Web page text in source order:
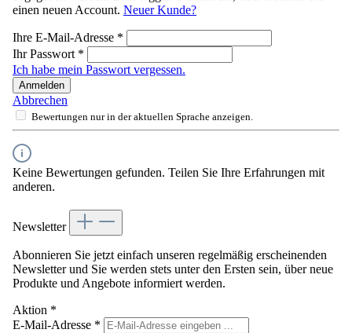
einen neuen Account. Neuer Kunde?
Ihre E-Mail-Adresse *
Ihr Passwort *
Ich habe mein Passwort vergessen.
Anmelden
Abbrechen
Bewertungen nur in der aktuellen Sprache anzeigen.
Keine Bewertungen gefunden. Teilen Sie Ihre Erfahrungen mit
anderen.
Newsletter
Abonnieren Sie jetzt einfach unseren regelmäßig erscheinenden
Newsletter und Sie werden stets unter den Ersten sein, über neue
Produkte und Angebote informiert werden.
Aktion *
E-Mail-Adresse *